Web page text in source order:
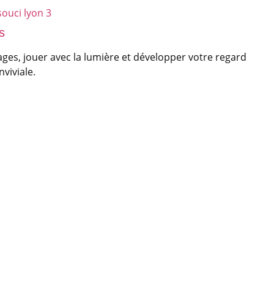
jouer avec la lumière et développer votre regard